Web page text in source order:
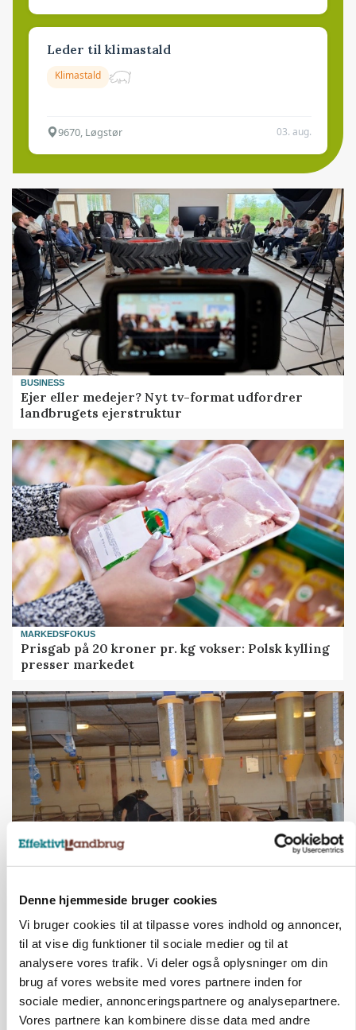
Denne hjemmeside bruger cookies
Vi bruger cookies til at tilpasse vores indhold og annoncer,
til at vise dig funktioner til sociale medier og til at
analysere vores trafik. Vi deler også oplysninger om din
brug af vores website med vores partnere inden for
sociale medier, annonceringspartnere og analysepartnere.
Vores partnere kan kombinere disse data med andre
Leder til klimastald
Klimastald
9670, Løgstør 03. aug.
BUSINESS
Ejer eller medejer? Nyt tv-format udfordrer
landbrugets ejerstruktur
MARKEDSFOKUS
Prisgab på 20 kroner pr. kg vokser: Polsk kylling
presser markedet
Rådgiver om DB-Tjek: Små justeringer kan give
Annonce
Loading...